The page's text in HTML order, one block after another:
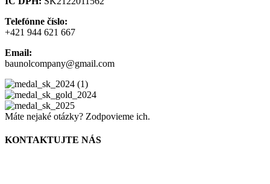
Telefónne číslo:
+421 944 621 667
Email:
baunolcompany@gmail.com
Máte nejaké otázky? Zodpovieme ich.
KONTAKTUJTE NÁS